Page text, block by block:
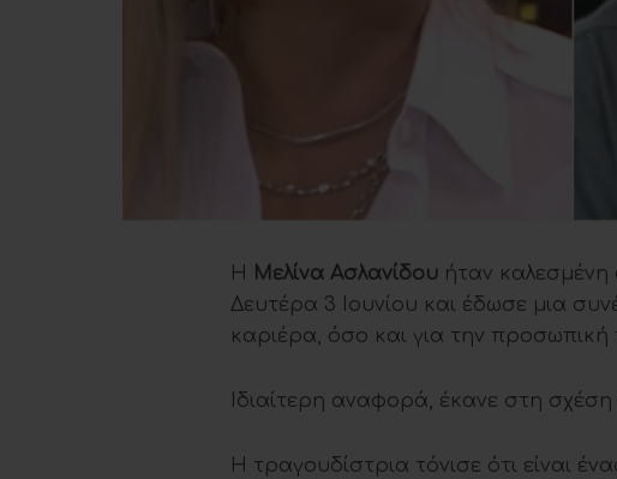
Η Μελίνα Ασλανίδου ήταν καλεσμένη
Δευτέρα 3 Ιουνίου και έδωσε μια
καριέρα, όσο και για την προσωπική
Ιδιαίτερη αναφορά, έκανε στη
Η τραγουδίστρια τόνισε ότι είναι